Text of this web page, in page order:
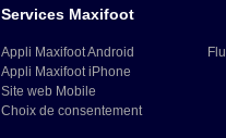
Services Maxifoot
Appli Maxifoot Android
Appli Maxifoot iPhone
Site web Mobile
Choix de consentement